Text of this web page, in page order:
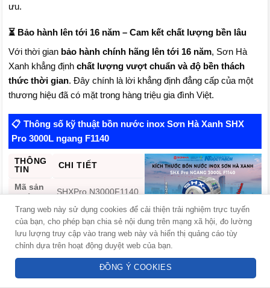
ưu.
⏳ Bảo hành lên tới 16 năm – Cam kết chất lượng bền lâu
Với thời gian bảo hành chính hãng lên tới 16 năm, Sơn Hà
Xanh khẳng định chất lượng vượt chuẩn và độ bền thách
thức thời gian. Đây chính là lời khẳng định đẳng cấp của một
thương hiệu đã có mặt trong hàng triệu gia đình Việt.
📋 Thông số kỹ thuật bồn nước inox Sơn Hà Xanh SHX
Pro 3000L ngang F1140
THÔNG
TIN
CHI TIẾT
Mã sản
phẩm
SHXPro.N3000F1140
Kiểu
dáng
Đứng – Tiết kiệm
diện tích
Dung
3000 lít
Vật liệu
Inox SUS 304 –
Trang web này sử dụng cookies để cải thiện trải nghiệm trực tuyến
của bạn, cho phép bạn chia sẻ nội dung trên mạng xã hội, đo lường
lưu lượng truy cập vào trang web này và hiển thị quảng cáo tùy
chỉnh dựa trên hoạt động duyệt web của bạn.
ĐỒNG Ý COOKIES
Kim Dung - Tư vấn viên
Hotline: 094 3838 278